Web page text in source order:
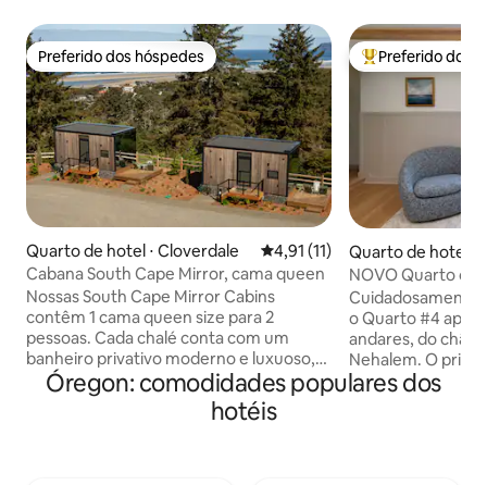
Preferido dos hóspedes
Preferido dos hóspedes
Quarto de hotel ⋅ Cloverdale 4,91 de uma avaliação média
4,91 (11)
Cabana South Cape Mirror, cama queen
Nossas South Cape Mirror Cabins
contêm 1 cama queen size para 2
pessoas. Cada chalé conta com um
banheiro privativo moderno e luxuoso,
piso aquecido, aquecedor/ar-
condicionado, cortinas blackout, bar
molhado, área de estar, geladeira,
Entre os
Preferido dos
Quarto de hotel ⋅
NOVO Quarto
luxo à beira-rio
Cuidadosamente
o Quarto #4
andares, do chão
Nehalem. O
giratórias de
Óregon: comodidades populares dos
hotéis